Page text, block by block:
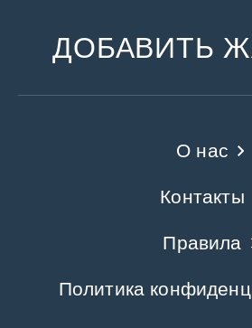
ДОБАВИТЬ
О нас
Контакты
Правила
Политика